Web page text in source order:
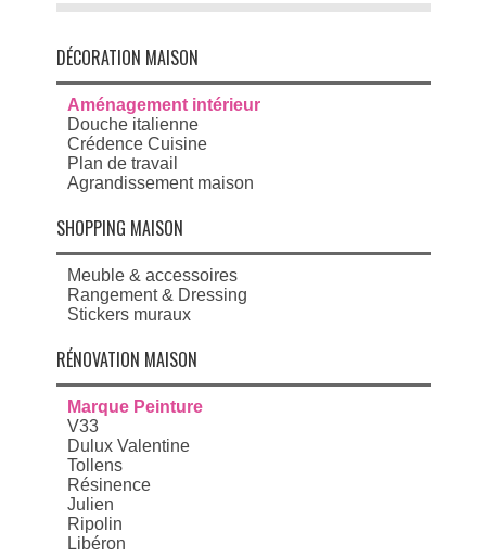
DÉCORATION MAISON
Aménagement intérieur
Douche italienne
Crédence Cuisine
Plan de travail
Agrandissement maison
SHOPPING MAISON
Meuble & accessoires
Rangement & Dressing
Stickers muraux
RÉNOVATION MAISON
Marque Peinture
V33
Dulux Valentine
Tollens
Résinence
Julien
Ripolin
Libéron